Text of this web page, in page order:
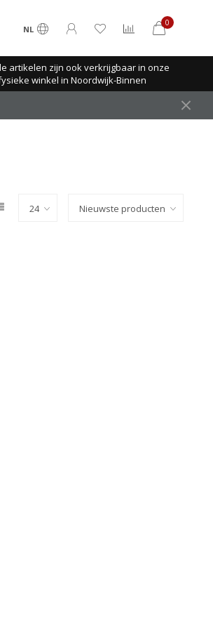
NL
0
artikelen zijn ook verkrijgbaar in onze
winkel in Noordwijk-Binnen